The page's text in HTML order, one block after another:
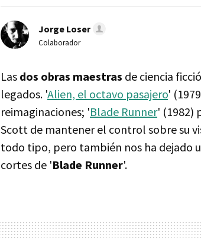
Jorge Loser
Colaborador
Las dos obras maestras de ciencia
legados. 'Alien, el octavo pasajero'
reimaginaciones; 'Blade Runner' (1982)
Scott de mantener el control sobre su
todo tipo, pero también nos ha dejado
cortes de 'Blade Runner'.